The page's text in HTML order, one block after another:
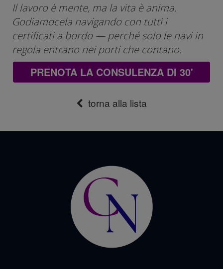
Il lavoro è mente, ma la vita è anima.
Godiamocela navigando con tutti i
certificati a bordo — perché solo le navi in
regola entrano nei porti che contano.
PRENOTA LA CONSULENZA DI 30'
torna alla lista